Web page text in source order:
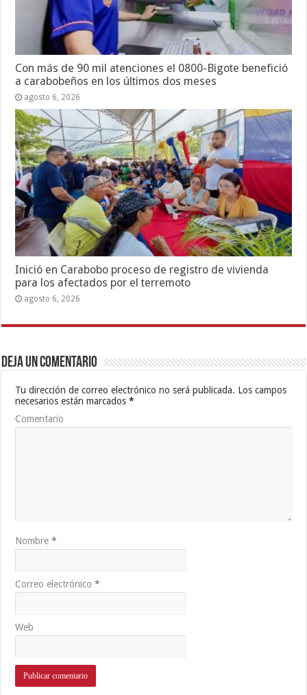
Con más de 90 mil atenciones el 0800-Bigote benefició
a carabobeños en los últimos dos meses
agosto 6, 2026
Inició en Carabobo proceso de registro de vivienda
para los afectados por el terremoto
agosto 6, 2026
Deja un comentario
Tu dirección de correo electrónico no será publicada. Los campos
necesarios están marcados*
Comentario
Nombre*
Correo electrónico*
Web